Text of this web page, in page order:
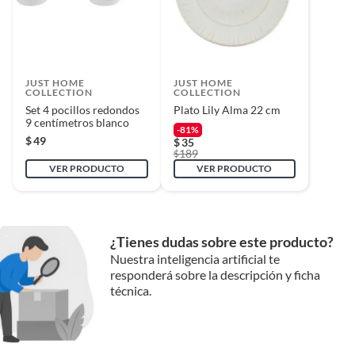
Reembolso de dinero
Iniciaremos el reembolso de tu dinero cuando recibamos el producto.
JUST HOME
COLLECTION
Set 4 pocillos redondos
9 centímetros blanco
$49
VER PRODUCTO
JUST HOME
COLLECTION
Plato Lily Alma 22 cm
-81%
$35
$189
VER PRODUCTO
¿Tienes dudas sobre este producto?
Nuestra inteligencia artificial te
responderá sobre la descripción y ficha
técnica.